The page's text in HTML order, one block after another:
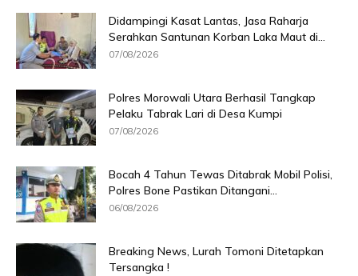
Didampingi Kasat Lantas, Jasa Raharja
Serahkan Santunan Korban Laka Maut di...
07/08/2026
Polres Morowali Utara Berhasil Tangkap
Pelaku Tabrak Lari di Desa Kumpi
07/08/2026
Bocah 4 Tahun Tewas Ditabrak Mobil Polisi,
Polres Bone Pastikan Ditangani...
06/08/2026
Breaking News, Lurah Tomoni Ditetapkan
Tersangka !